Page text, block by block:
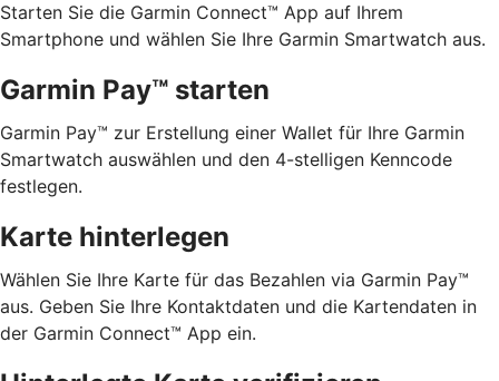
Starten Sie die Garmin Connect™ App auf Ihrem
Smartphone und wählen Sie Ihre Garmin Smartwatch aus.
Garmin Pay™ starten
Garmin Pay™ zur Erstellung einer Wallet für Ihre Garmin
Smartwatch auswählen und den 4-stelligen Kenncode
festlegen.
Karte hinterlegen
Wählen Sie Ihre Karte für das Bezahlen via Garmin Pay™
aus. Geben Sie Ihre Kontaktdaten und die Kartendaten in
der Garmin Connect™ App ein.